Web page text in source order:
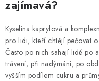
zajímavá?
Kyselina kaprylová a
pro lidi, kteří chtějí pečovat
Často po nich sahají lidé po
trávení, při nadýmání, po
vyšším podílem cukru a